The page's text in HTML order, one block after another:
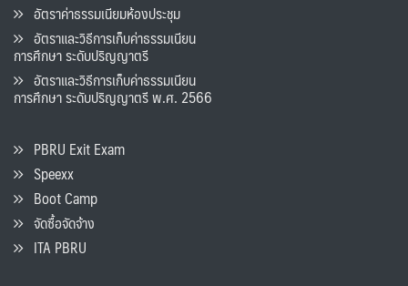
อัตราค่าธรรมเนียมห้องประชุม
อัตราและวิธีการเก็บค่าธรรมเนียน
การศึกษา ระดับปริญญาตรี
อัตราและวิธีการเก็บค่าธรรมเนียน
การศึกษา ระดับปริญญาตรี พ.ศ. 2566
PBRU Exit Exam
Speexx
Boot Camp
จัดซื้อจัดจ้าง
ITA PBRU